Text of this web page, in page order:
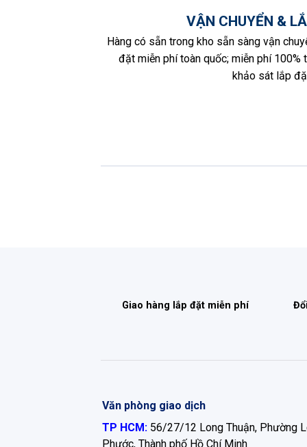
VẬN CHUYỂN &
Hàng có sẵn trong kho sẵn sàng vận
đặt miễn phí toàn quốc; miễn phí 100%
khảo sát lắp
Giao hàng lắp đặt miễn phí
Văn phòng giao dịch
TP HCM: 56/27/12 Long Thuận, Phường
Phước, Thành phố Hồ Chí Minh